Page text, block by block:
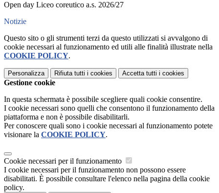
Open day Liceo coreutico a.s. 2026/27
Notizie
Questo sito o gli strumenti terzi da questo utilizzati si avvalgono di
cookie necessari al funzionamento ed utili alle finalità illustrate nella
COOKIE POLICY.
Personalizza Rifiuta tutti i cookies Accetta tutti i cookies
Gestione cookie
In questa schermata è possibile scegliere quali cookie consentire.
I cookie necessari sono quelli che consentono il funzionamento della
piattaforma e non è possibile disabilitarli.
Per conoscere quali sono i cookie necessari al funzionamento potete
visionare la COOKIE POLICY.
Cookie necessari per il funzionamento
I cookie necessari per il funzionamento non possono essere
disabilitati. È possibile consultare l'elenco nella pagina della cookie
policy.